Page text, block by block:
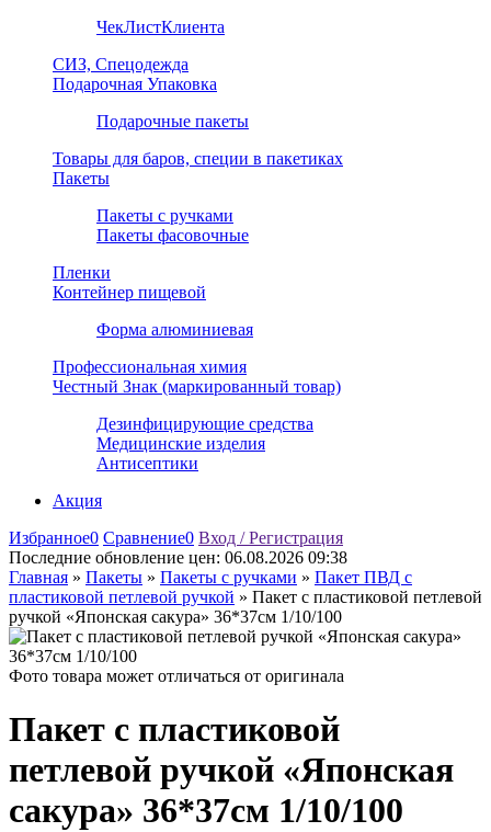
ЧекЛистКлиента
СИЗ, Спецодежда
Подарочная Упаковка
Подарочные пакеты
Товары для баров, специи в пакетиках
Пакеты
Пакеты с ручками
Пакеты фасовочные
Пленки
Контейнер пищевой
Форма алюминиевая
Профессиональная химия
Честный Знак (маркированный товар)
Дезинфицирующие средства
Медицинские изделия
Антисептики
Акция
Избранное0 Сравнение0 Вход / Регистрация
Последние обновление цен: 06.08.2026 09:38
Главная » Пакеты » Пакеты с ручками » Пакет ПВД с
пластиковой петлевой ручкой » Пакет с пластиковой петлевой
ручкой «Японская сакура» 36*37см 1/10/100
Фото товара может отличаться от оригинала
Пакет с пластиковой
петлевой ручкой «Японская
сакура» 36*37см 1/10/100